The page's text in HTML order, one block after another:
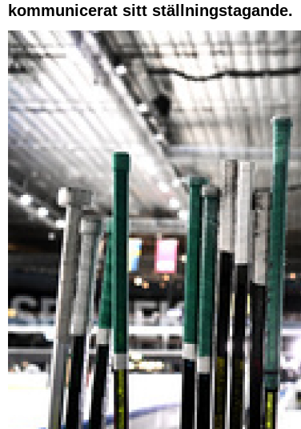
kommunicerat sitt ställningstagande.